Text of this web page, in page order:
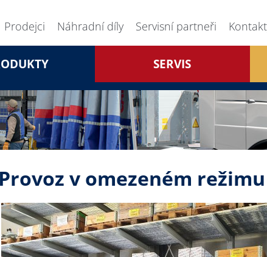
Prodejci Náhradní díly Servisní partneři
SERVIS
Provoz v omezeném režimu